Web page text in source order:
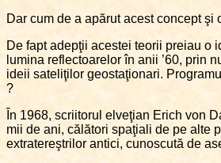
Dar cum de a apărut acest concept
De fapt adepţii acestei teorii preiau o
lumina reflectoarelor în anii ’60, prin
ideii sateliţilor geostaţionari.
?
În 1968, scriitorul elveţian Erich von
mii de ani, călători spaţiali de pe alte
extratereştrilor antici, cunoscută de